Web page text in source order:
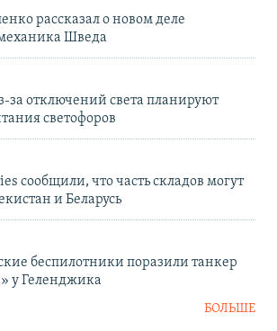
рассказал о новом деле
Шведа
за отключений света планируют
светофоров
сообщили, что часть складов могут
и Беларусь
беспилотники поразили танкер
у Геленджика
БОЛЬШЕ